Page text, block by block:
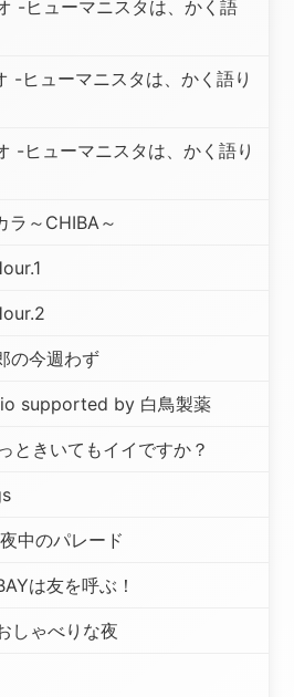
-ヒューマニスタは、かく語
-ヒューマニスタは、かく語り
-ヒューマニスタは、かく語り
ラ～CHIBA～
の今週わず
supported by 白鳥製薬
ときいてもイイですか？
中のパレード
は友を呼ぶ！
しゃべりな夜